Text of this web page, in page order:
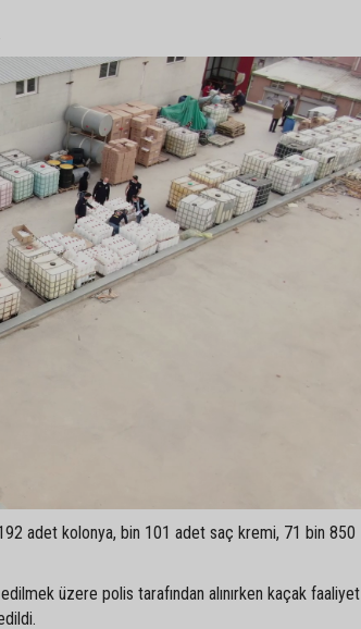
adet kolonya, bin 101 adet saç kremi, 71 bin 850
üzere polis tarafından alınırken kaçak faaliyet